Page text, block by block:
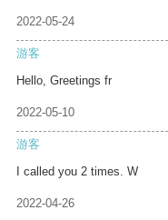
2022-05-24
游客
Hello, Greetings fr
2022-05-10
游客
I called you 2 times. W
2022-04-26